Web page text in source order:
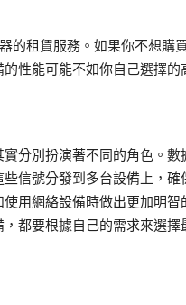
的租賃服務。如果你不想購
性能可能不如你自己選擇的
分別扮演著不同的角色。
信號分發到多台設備上，
用網絡設備時做出更加明
都要根據自己的需求來選擇